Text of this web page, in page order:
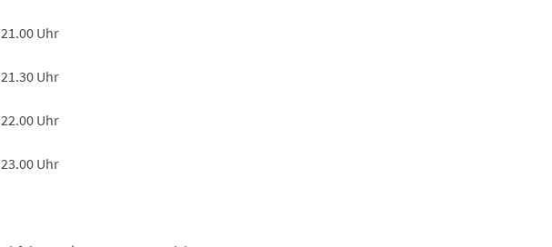
21.00 Uhr
21.30 Uhr
22.00 Uhr
23.00 Uhr